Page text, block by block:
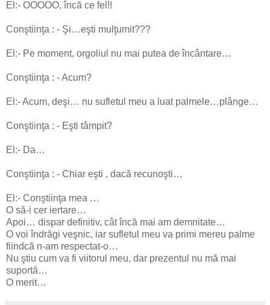
El:- OOOOO, încă ce fel!!
Conştiinţa : - Şi…eşti mulţumit???
El:- Pe moment, orgoliul nu mai putea de încântare…
Conştiinţa : - Acum?
El:- Acum, deşi… nu sufletul meu a luat palmele…plânge…
Conştiinţa : - Eşti tâmpit?
El:- Da…
Conştiinţa : - Chiar eşti , dacă recunoşti…
El:- Conştiinţa mea …
O să-i cer iertare…
Apoi… dispar definitiv, cât încă mai am demnitate…
O voi îndrăgi veşnic, iar sufletul meu va primi mereu palme
fiindcă n-am respectat-o…
Nu ştiu cum va fi viitorul meu, dar prezentul nu mă mai
suportă…
O merit…